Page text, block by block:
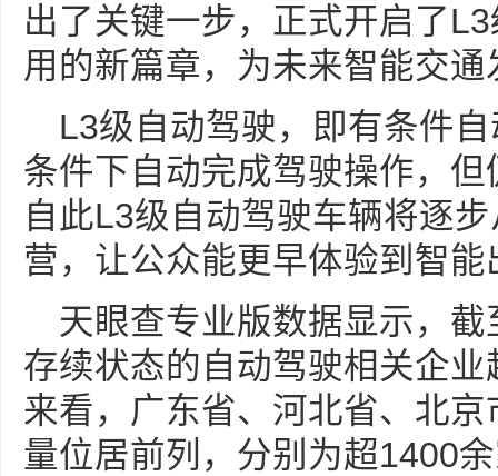
出了关键一步，正式开启了
用的新篇章，为未来智能交
L3级自动驾驶，即有条件
条件下自动完成驾驶操作，
自此L3级自动驾驶车辆将逐
营，让公众能更早体验到智
天眼查专业版数据显示，
存续状态的自动驾驶相关企
来看，广东省、河北省、北
量位居前列，分别为超1400